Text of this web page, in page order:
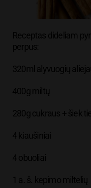
Receptas dideliam
perpus:
320ml alyvuogių
400g miltų
280g cukraus + šiek
4 kiaušiniai
4 obuoliai
1 a. š. kepimo miltelių